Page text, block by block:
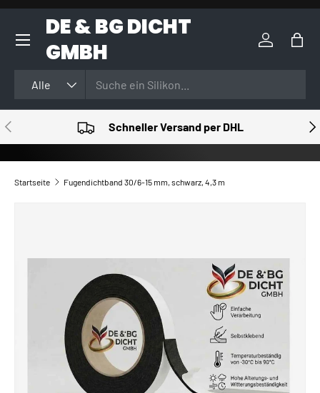
DIREKT ZUM INHALT
DE & BG DICHT
GMBH
Alle
Einloggen
VORHERIGE Schneller Versand per DHL
Startseite Fugendichtband 30/6-15 mm, schwarz, 4,3 m